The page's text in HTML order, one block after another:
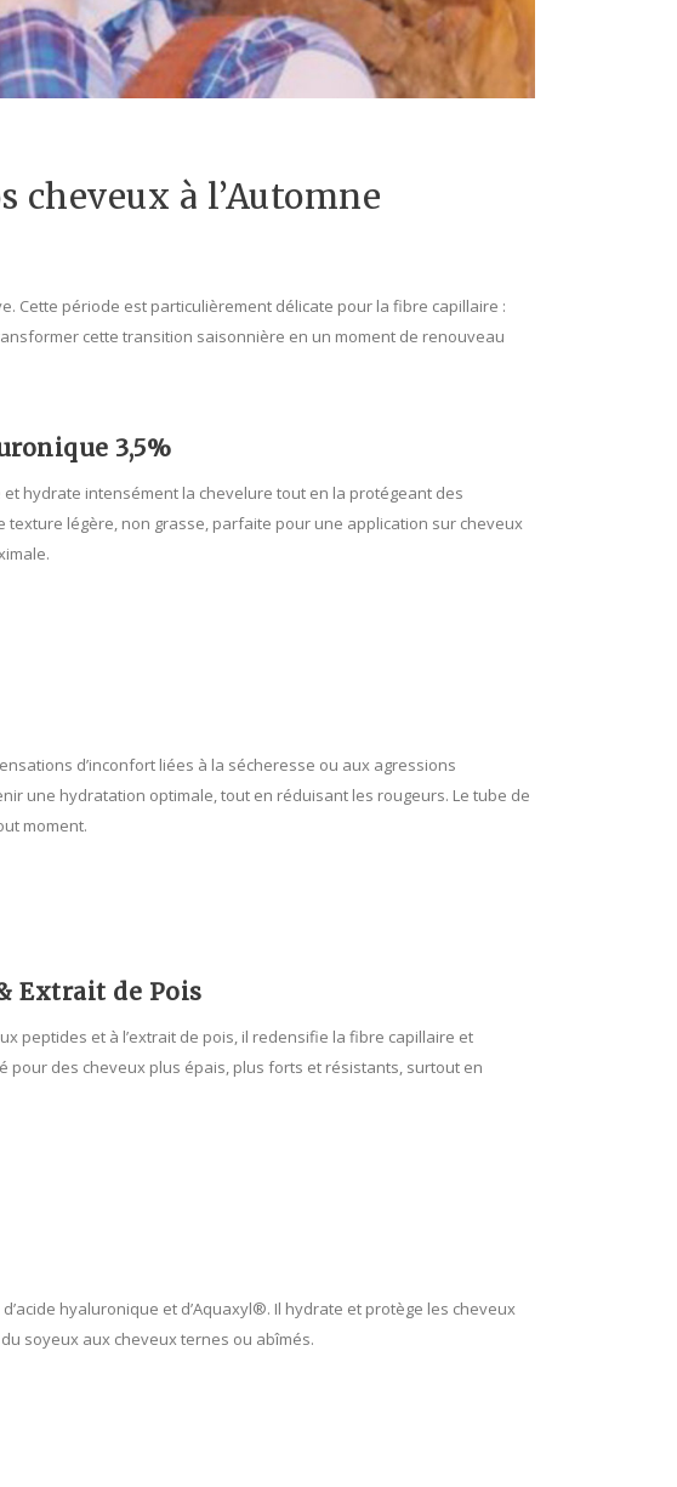
cheveux à l’Automne
Cette période est particulièrement délicate pour la fibre capillaire :
cette transition saisonnière en un moment de renouveau
3,5%
hydrate intensément la chevelure tout en la protégeant des
légère, non grasse, parfaite pour une application sur cheveux
d’inconfort liées à la sécheresse ou aux agressions
une hydratation optimale, tout en réduisant les rougeurs. Le tube de
moment.
Extrait de Pois
peptides et à l’extrait de pois, il redensifie la fibre capillaire et
pour des cheveux plus épais, plus forts et résistants, surtout en
hyaluronique et d’Aquaxyl®. Il hydrate et protège les cheveux
soyeux aux cheveux ternes ou abîmés.